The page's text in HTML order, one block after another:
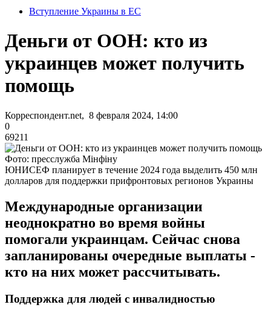
Вступление Украины в ЕС
Деньги от ООН: кто из
украинцев может получить
помощь
Корреспондент.net, 8 февраля 2024, 14:00
0
69211
Фото: пресслужба Мінфіну
ЮНИСЕФ планирует в течение 2024 года выделить 450 млн
долларов для поддержки прифронтовых регионов Украины
Международные организации
неоднократно во время войны
помогали украинцам. Сейчас снова
запланированы очередные выплаты -
кто на них может рассчитывать.
Поддержка для людей с инвалидностью